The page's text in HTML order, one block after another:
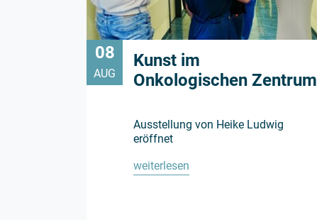
08
AUG
Kunst im
Onkologischen Zentrum
Ausstellung von Heike Ludwig
eröffnet
weiterlesen